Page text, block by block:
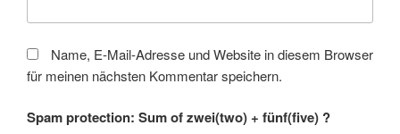
Name, E-Mail-Adresse und Website in diesem Browser
für meinen nächsten Kommentar speichern.
Spam protection: Sum of zwei(two) + fünf(five) ?